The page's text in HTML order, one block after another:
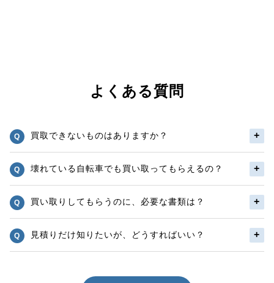
よくある質問
買取できないものはありますか？
壊れている自転車でも買い取ってもらえるの？
買い取りしてもらうのに、必要な書類は？
見積りだけ知りたいが、どうすればいい？